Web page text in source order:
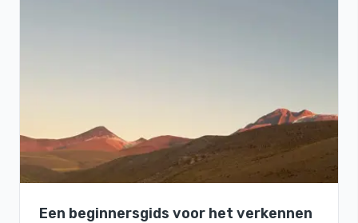
Een beginnersgids voor het verkennen